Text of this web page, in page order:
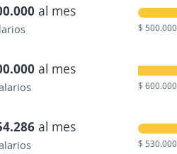
al mes
$ 500.000
al mes
$ 600.000
al mes
$ 530.000